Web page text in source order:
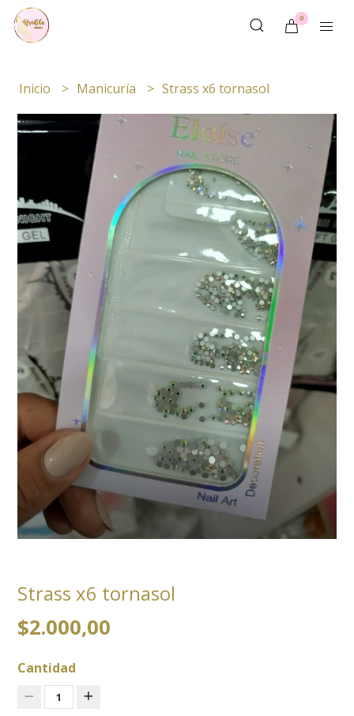
0
Inicio Manicuría Strass x6 tornasol
Strass x6 tornasol
$2.000,00
Cantidad
1